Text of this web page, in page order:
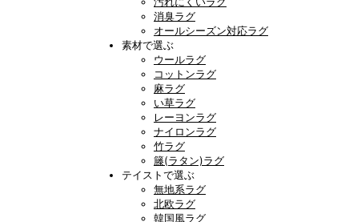
消臭ラグ
オールシーズン対応ラグ
素材で選ぶ
ウールラグ
コットンラグ
麻ラグ
い草ラグ
レーヨンラグ
ナイロンラグ
竹ラグ
籐(ラタン)ラグ
テイストで選ぶ
無地系ラグ
北欧ラグ
韓国風ラグ